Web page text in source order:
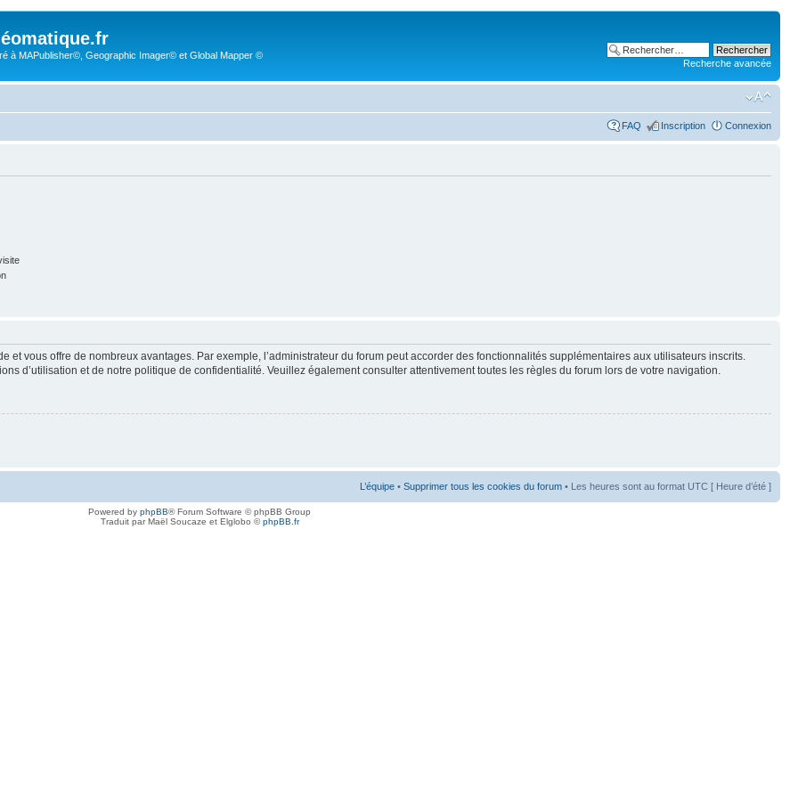
à MAPublisher©, Geographic Imager© et Global Mapper ©
Recherche avancée
FAQ Inscription Connexion
et vous offre de nombreux avantages. Par exemple, l’administrateur du forum peut accorder des fonctionnalités supplémentaires aux utilisateurs inscrits.
d’utilisation et de notre politique de confidentialité. Veuillez également consulter attentivement toutes les règles du forum lors de votre navigation.
L’équipe • Supprimer tous les cookies du forum • Les heures sont au format UTC [ Heure d’été ]
Powered by phpBB® Forum Software © phpBB Group
Traduit par Maël Soucaze et Elglobo ©phpBB.fr